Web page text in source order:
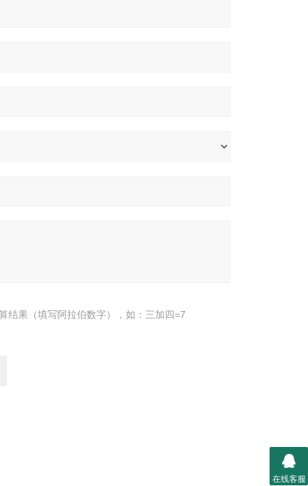
结果（填写阿拉伯数字），如：三加四=7
在线客服